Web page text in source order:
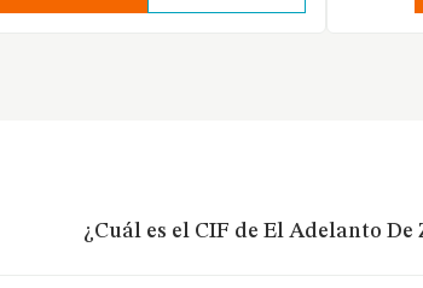
¿Cuál es el CIF de El Adelanto